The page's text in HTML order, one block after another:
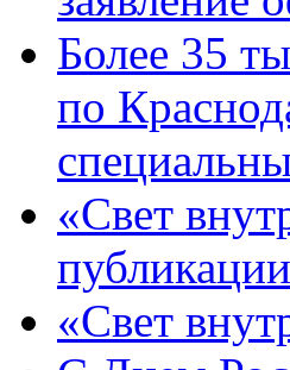
Более 35
по
«Свет
публикации
«Свет